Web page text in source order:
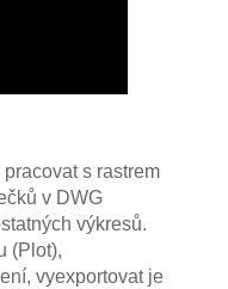
s rastrem
v DWG
výkresů.
(Plot),
vyexportovat je